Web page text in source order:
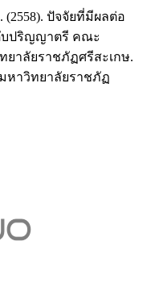
ปัจจัยที่มีผลต่อ
บปริญญาตรี คณะ
าลัยราชภัฏศรีสะเกษ.
หาวิทยาลัยราชภัฏ